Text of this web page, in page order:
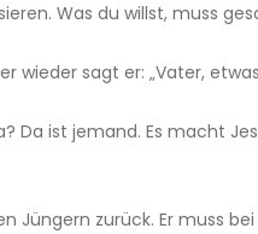
Was du willst, muss
wieder sagt er: „Vater,
Da ist jemand. Es macht
Jüngern zurück. Er muss